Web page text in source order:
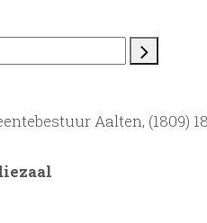
Aalten, (1809)